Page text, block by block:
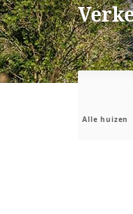
Alle huizen